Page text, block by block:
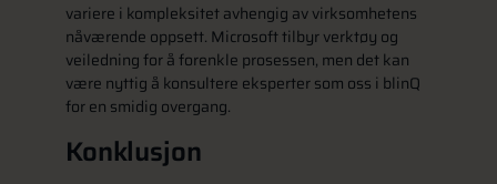
variere i kompleksitet avhengig av virksomhetens
nåværende oppsett. Microsoft tilbyr verktøy og
veiledning for å forenkle prosessen, men det kan
være nyttig å konsultere eksperter som oss i blinQ
for en smidig overgang.
Konklusjon